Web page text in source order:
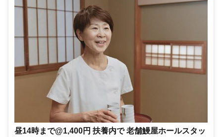
昼14時まで@1,400円 扶養内で 老舗鰻屋ホールスタッ